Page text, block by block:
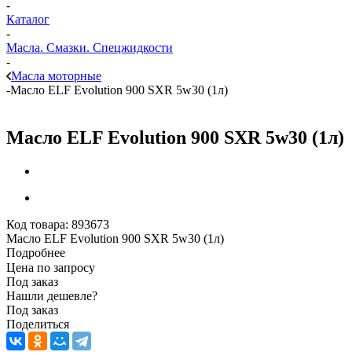
-
Каталог
-
Масла. Смазки. Спецжидкости
-
Масла моторные
-Масло ELF Evolution 900 SXR 5w30 (1л)
Масло ELF Evolution 900 SXR 5w30 (1л)
Код товара: 893673
Масло ELF Evolution 900 SXR 5w30 (1л)
Подробнее
Цена по запросу
Под заказ
Нашли дешевле?
Под заказ
Поделиться